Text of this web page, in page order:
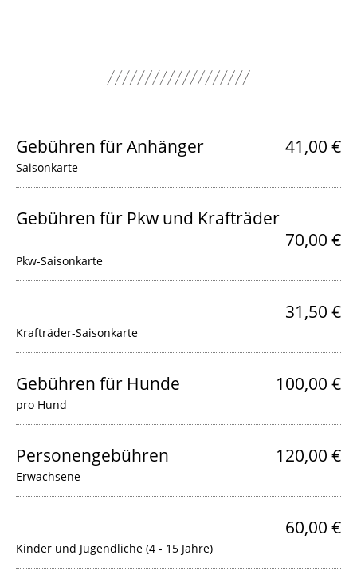
Gebühren für Anhänger 41,00 €
Saisonkarte
Gebühren für Pkw und Krafträder
70,00 €
Pkw-Saisonkarte
31,50 €
Krafträder-Saisonkarte
Gebühren für Hunde 100,00 €
pro Hund
Personengebühren 120,00 €
Erwachsene
60,00 €
Kinder und Jugendliche (4 - 15 Jahre)